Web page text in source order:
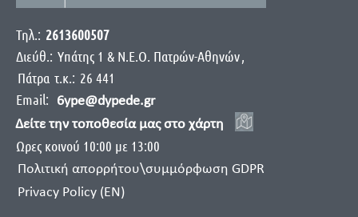
Τηλ.: 2613600507
Διεύθ.: Yπάτης 1 & Ν.Ε.Ο. Πατρών-Αθηνών,
Πάτρα τ.κ.: 26 441
Email:
6ype@dypede.gr
Δείτε την τοποθεσία μας στο χάρτη
Ωρες κοινού 10:00 με 13:00
Πολιτική απορρήτου\συμμόρφωση GDPR
Privacy Policy (EN)